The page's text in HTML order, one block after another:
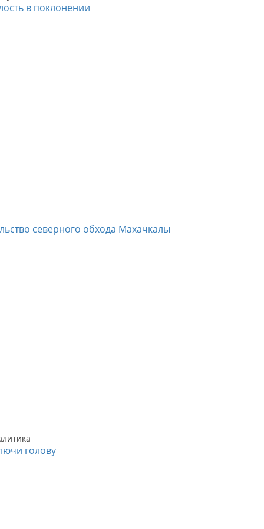
в поклонении
северного обхода Махачкалы
голову